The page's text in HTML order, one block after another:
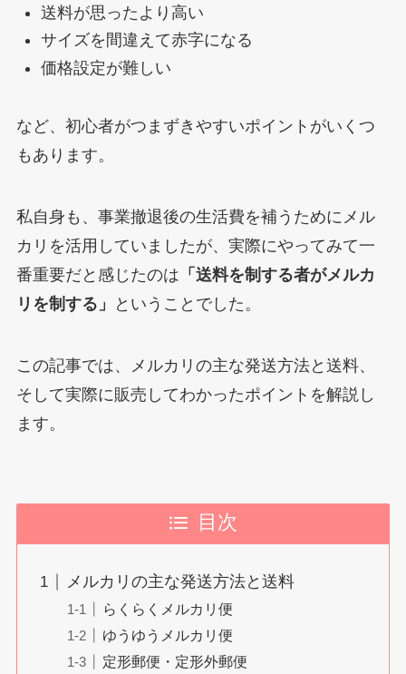
送料が思ったより高い
サイズを間違えて赤字になる
価格設定が難しい
など、初心者がつまずきやすいポイントがいくつ
もあります。
私自身も、事業撤退後の生活費を補うためにメル
カリを活用していましたが、実際にやってみて一
番重要だと感じたのは 「送料を制する者がメルカ
リを制する」
ということでした。
この記事では、メルカリの主な発送方法と送料、
そして実際に販売してわかったポイントを解説し
ます。
目次
メルカリの主な発送方法と送料
らくらくメルカリ便
ゆうゆうメルカリ便
定形郵便・定形外郵便